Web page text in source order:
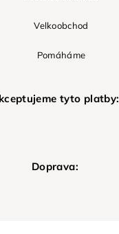
Velkoobchod
Pomáháme
tyto platby:
Doprava: